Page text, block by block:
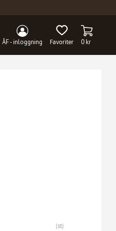
ÅF - inloggning FAVORITER0kr
st